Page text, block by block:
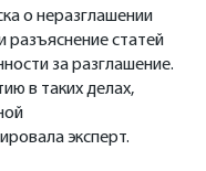
о неразглашении
разъяснение статей
за разглашение.
в таких делах,
эксперт.